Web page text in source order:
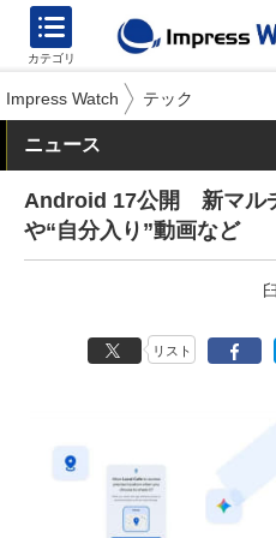
カテゴリ
Impress Watch テック
ニュース
Android 17公開 新マル
や“自分入り”動画など
リスト